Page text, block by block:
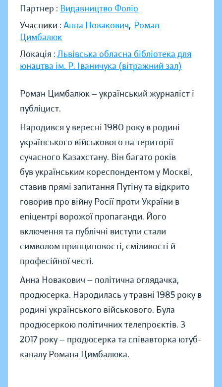
Партнер : Видавництво Фоліо
Учасники : Анна Новакович, Роман
Цимбалюк
Локація : Львівська обласна бібліотека для
юнацтва ім. Р. Іваничука (вітражний зал)
Роман Цимбалюк — український журналіст і
публіцист.
Народився у вересні 1980 року в родині
українського військового на території
сучасного Казахстану. Він багато років
був українським кореспондентом у Москві,
ставив прямі запитання Путіну та відкрито
говорив про війну Росії проти України в
епіцентрі ворожої пропаганди. Його
включення та публічні виступи стали
символом принциповості, сміливості й
професійної честі.
Анна Новакович — політична оглядачка,
продюсерка. Народилась у травні 1985 року в
родині українського військового. Була
продюсеркою політичних телепроєктів. З
2017 року — продюсерка та співавторка ютуб-
каналу Романа Цимбалюка.